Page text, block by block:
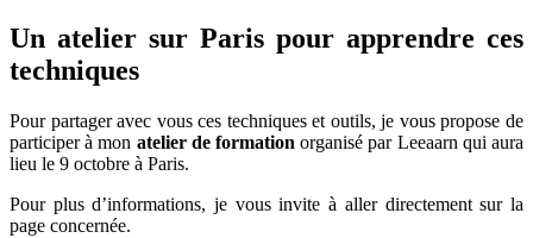
Un atelier sur Paris pour apprendre ces
techniques
Pour partager avec vous ces techniques et outils, je vous propose de
participer à mon atelier de formation organisé par Leeaarn qui aura
lieu le 9 octobre à Paris.
Pour plus d’informations, je vous invite à aller directement sur la
page concernée.